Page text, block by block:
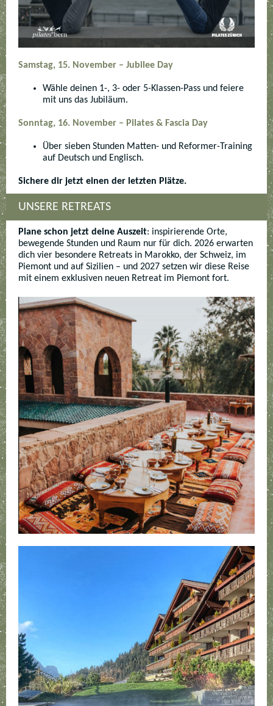
Samstag, 15. November – Jubilee Day
Wähle deinen 1-, 3- oder 5-Klassen-Pass und feiere
mit uns das Jubiläum.
Sonntag, 16. November – Pilates & Fascia Day
Über sieben Stunden Matten- und Reformer-Training
auf Deutsch und Englisch.
Sichere dir jetzt einen der letzten Plätze.
UNSERE RETREATS
Plane schon jetzt deine Auszeit: inspirierende Orte,
bewegende Stunden und Raum nur für dich. 2026 erwarten
dich vier besondere Retreats in Marokko, der Schweiz, im
Piemont und auf Sizilien – und 2027 setzen wir diese Reise
mit einem exklusiven neuen Retreat im Piemont fort.